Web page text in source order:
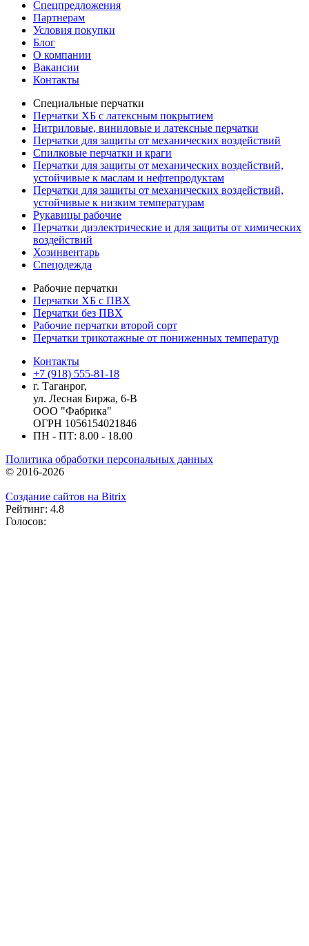
Спецпредложения
Партнерам
Условия покупки
Блог
О компании
Вакансии
Контакты
Специальные перчатки
Перчатки ХБ с латексным покрытием
Нитриловые, виниловые и латексные перчатки
Перчатки для защиты от механических воздействий
Cпилковые перчатки и краги
Перчатки для защиты от механических воздействий,
устойчивые к маслам и нефтепродуктам
Перчатки для защиты от механических воздействий,
устойчивые к низким температурам
Рукавицы рабочие
Перчатки диэлектрические и для защиты от химических
воздействий
Хозинвентарь
Спецодежда
Рабочие перчатки
Перчатки ХБ с ПВХ
Перчатки без ПВХ
Рабочие перчатки второй сорт
Перчатки трикотажные от пониженных температур
Контакты
+7 (918) 555-81-18
г. Таганрог,
ул. Лесная Биржа, 6-В
ООО "Фабрика"
ОГРН 1056154021846
ПН - ПТ: 8.00 - 18.00
Политика обработки персональных данных
© 2016-2026
Создание сайтов на Bitrix
Рейтинг: 4.8
Голосов: